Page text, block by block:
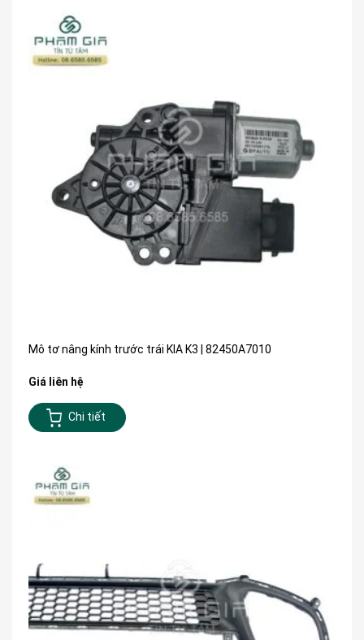
Mô tơ nâng kính trước trái KIA K3 | 82450A7010
Giá liên hệ
Chi tiết